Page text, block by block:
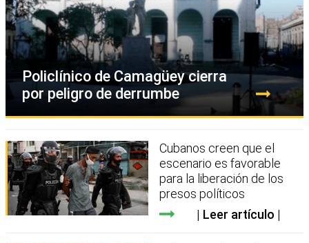
Policlínico de Camagüey cierra
por peligro de derrumbe
Cubanos creen que el
escenario es favorable
para la liberación de los
presos políticos
Leer artículo